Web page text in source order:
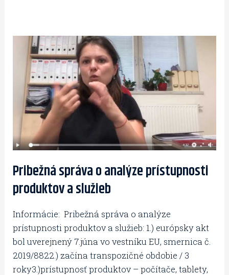
Pribežná správa o analýze prístupnosti
produktov a služieb
Informácie: Pribežná správa o analýze
prístupnosti produktov a služieb: 1.) európsky akt
bol uverejnený 7.júna vo vestníku EU, smernica č.
2019/8822.) začína transpozičné obdobie / 3
roky3.)prístupnosť produktov – počítače, tablety,
Pribežná
správa
analýze
prístupnosti
produktov
a
služieb